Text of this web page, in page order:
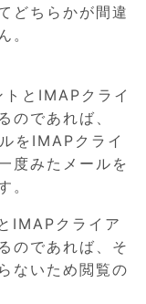
どちらかが間違
。
とIMAPクライ
のであれば、
をIMAPクライ
度みたメールを
。
IMAPクライア
のであれば、そ
ないため閲覧の